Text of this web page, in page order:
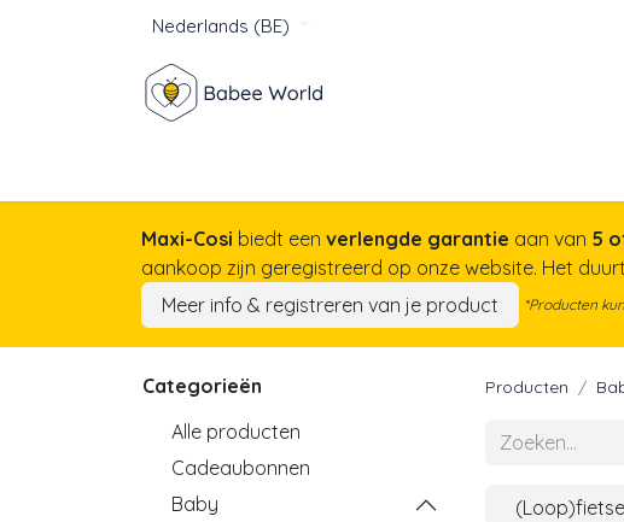
Nederlands (BE)
Maxi-Cosi biedt een verlengde garantie aan van 5
aankoop zijn geregistreerd op onze website. Het
Meer info & registreren van je product
*Producten
Categorieën
Alle producten
Cadeaubonnen
Baby
Producten